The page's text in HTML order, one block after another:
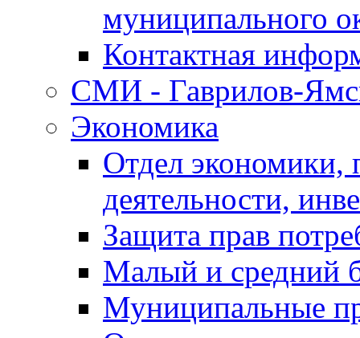
муниципального
Контактная
СМИ - Гаврилов-
Экономика
Отдел экономики,
деятельности,
Защита прав
Малый и средний
Муниципальные